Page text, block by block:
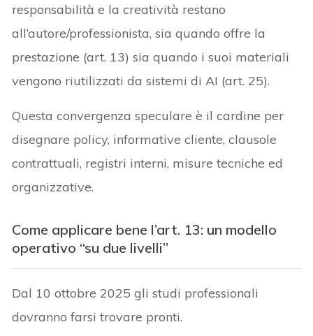
responsabilità e la creatività restano
all’autore/professionista, sia quando offre la
prestazione (art. 13) sia quando i suoi materiali
vengono riutilizzati da sistemi di AI (art. 25).
Questa convergenza speculare è il cardine per
disegnare policy, informative cliente, clausole
contrattuali, registri interni, misure tecniche ed
organizzative.
Come applicare bene l’art. 13: un modello
operativo “su due livelli”
Dal 10 ottobre 2025 gli studi professionali
dovranno farsi trovare pronti.